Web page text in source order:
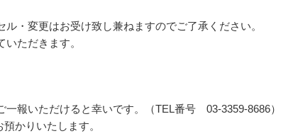
・変更はお受け致し兼ねますのでご了承ください。
ただきます。
報いただけると幸いです。（TEL番号 03-3359-8686）
かりいたします。